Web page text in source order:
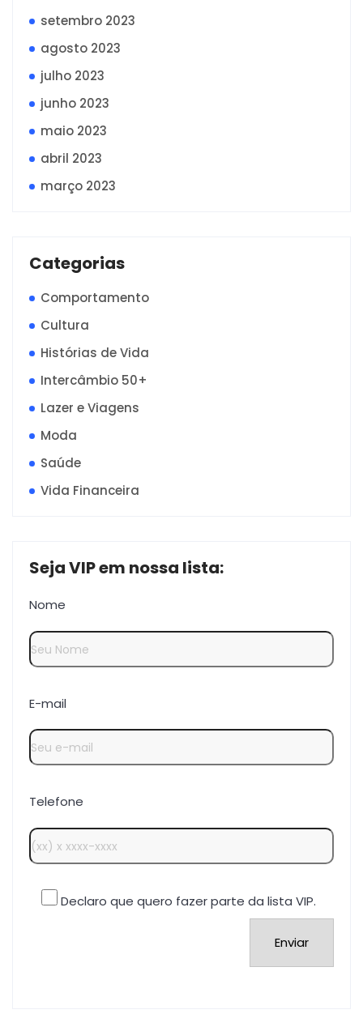
setembro 2023
agosto 2023
julho 2023
junho 2023
maio 2023
abril 2023
março 2023
Categorias
Comportamento
Cultura
Histórias de Vida
Intercâmbio 50+
Lazer e Viagens
Moda
Saúde
Vida Financeira
Seja VIP em nossa lista:
Nome
E-mail
Telefone
Declaro que quero fazer parte da lista VIP.